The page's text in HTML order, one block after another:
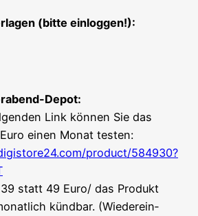
(bit­te einloggen!):
Depot:
Link kön­nen Sie das
einen Monat testen:
product/584930?
statt 49 Euro/ das Pro­dukt
künd­bar. (Wie­der­ein­